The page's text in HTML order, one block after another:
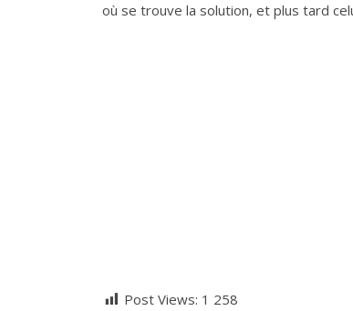
où se trouve la solution, et plus tard
Post Views: 1 258